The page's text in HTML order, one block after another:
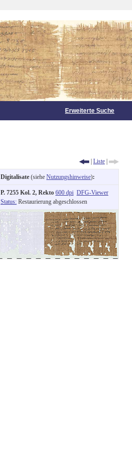
Erweiterte Suche
| Liste |
Digitalisate (siehe Nutzungshinweise):
P. 7255 Kol. 2, Rekto 600 dpi DFG-Viewer
Status: Restaurierung abgeschlossen